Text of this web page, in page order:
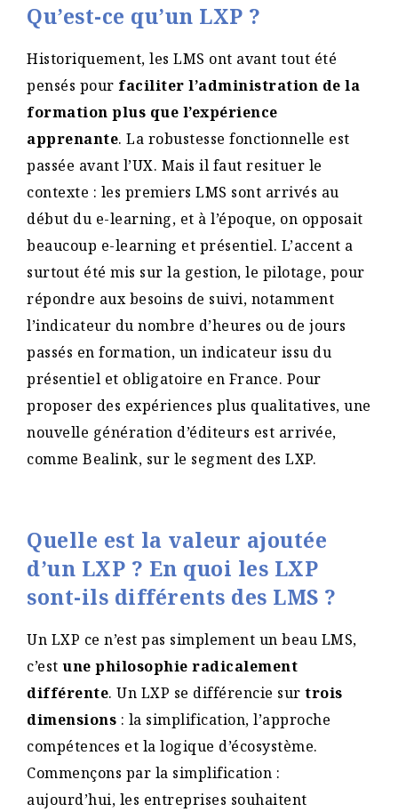
Qu’est-ce qu’un LXP ?
Historiquement, les LMS ont avant tout été
pensés pour faciliter l’administration de la
formation plus que l’expérience
apprenante. La robustesse fonctionnelle est
passée avant l’UX. Mais il faut resituer le
contexte : les premiers LMS sont arrivés au
début du e-learning, et à l’époque, on opposait
beaucoup e-learning et présentiel. L’accent a
surtout été mis sur la gestion, le pilotage, pour
répondre aux besoins de suivi, notamment
l’indicateur du nombre d’heures ou de jours
passés en formation, un indicateur issu du
présentiel et obligatoire en France. Pour
proposer des expériences plus qualitatives, une
nouvelle génération d’éditeurs est arrivée,
comme Bealink, sur le segment des LXP.
Quelle est la valeur ajoutée
d’un LXP ? En quoi les LXP
sont-ils différents des LMS ?
Un LXP ce n’est pas simplement un beau LMS,
c’est une philosophie radicalement
différente. Un LXP se différencie sur trois
dimensions : la simplification, l’approche
compétences et la logique d’écosystème.
Commençons par la simplification :
aujourd’hui, les entreprises souhaitent